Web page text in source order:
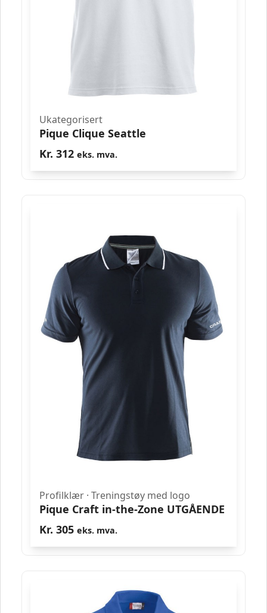
Ukategorisert
Pique Clique Seattle
Kr. 312 eks. mva.
Profilklær · Treningstøy med logo
Pique Craft in-the-Zone UTGÅENDE
Kr. 305 eks. mva.